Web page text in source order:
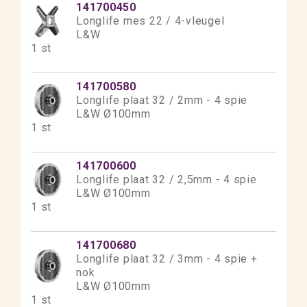
141700450
Longlife mes 22 / 4-vleugel
L&W
1 st
141700580
Longlife plaat 32 / 2mm - 4 spie
L&W Ø100mm
1 st
141700600
Longlife plaat 32 / 2,5mm - 4 spie
L&W Ø100mm
1 st
141700680
Longlife plaat 32 / 3mm - 4 spie +
nok
L&W Ø100mm
1 st